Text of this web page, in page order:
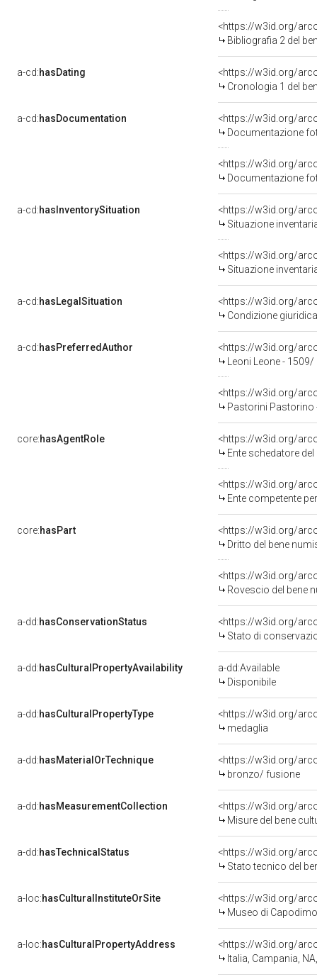
<https://w3id.org/
Bibliografia 2 del
a-cd:hasDating
<https://w3id.org/
Cronologia 1 del
a-cd:hasDocumentation
Documentazione
Documentazione
a-cd:hasInventorySituation
<https://w3id.org/
Situazione
<https://w3id.org/
Situazione
a-cd:hasLegalSituation
<https://w3id.org/
Condizione
a-cd:hasPreferredAuthor
<https://w3id.org/
Leoni Leone -
<https://w3id.org/
Pastorini Pastorino
core:hasAgentRole
<https://w3id.org/
Ente schedatore
<https://w3id.org/
Ente competente
core:hasPart
<https://w3id.org/
Dritto del bene
<https://w3id.org/
Rovescio del bene
a-dd:hasConservationStatus
<https://w3id.org/
Stato di
a-dd:hasCulturalPropertyAvailability
a-dd:Available
Disponibile
a-dd:hasCulturalPropertyType
<https://w3id.org/
medaglia
a-dd:hasMaterialOrTechnique
<https://w3id.org/
bronzo/ fusione
a-dd:hasMeasurementCollection
<https://w3id.org/
Misure del bene
a-dd:hasTechnicalStatus
<https://w3id.org/
Stato tecnico del
a-loc:hasCulturalInstituteOrSite
<https://w3id.org/
Museo di
a-loc:hasCulturalPropertyAddress
<https://w3id.org/
Italia, Campania,